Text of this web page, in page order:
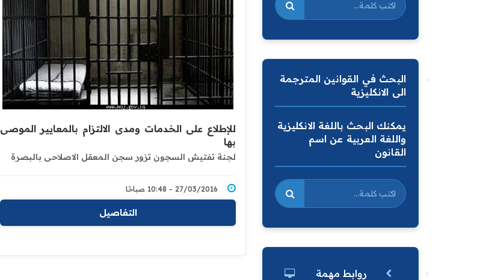
للإطلاع على الخدمات ومدى الالتزام بالمعايير الموصى
بها
لجنة تفتيش السجون تزور سجن المعقل الاصلاحي بالبصرة
27/03/2016 - 10:48 صباحًا
التفاصيل
البحث في القوانين المترجمة
الى الانكليزية
يمكنك البحث باللغة الانكليزية
واللغة العربية عن اسم
القانون
روابط مهمة